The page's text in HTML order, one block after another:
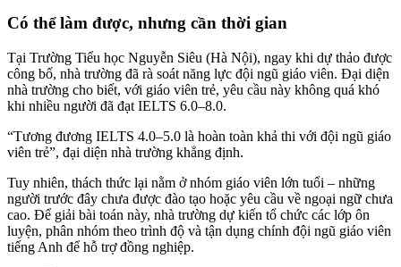
Có thể làm được, nhưng cần thời gian
Tại Trường Tiểu học Nguyễn Siêu (Hà Nội), ngay khi dự thảo được
công bố, nhà trường đã rà soát năng lực đội ngũ giáo viên. Đại diện
nhà trường cho biết, với giáo viên trẻ, yêu cầu này không quá khó
khi nhiều người đã đạt IELTS 6.0–8.0.
“Tương đương IELTS 4.0–5.0 là hoàn toàn khả thi với đội ngũ giáo
viên trẻ”, đại diện nhà trường khẳng định.
Tuy nhiên, thách thức lại nằm ở nhóm giáo viên lớn tuổi – những
người trước đây chưa được đào tạo hoặc yêu cầu về ngoại ngữ chưa
cao. Để giải bài toán này, nhà trường dự kiến tổ chức các lớp ôn
luyện, phân nhóm theo trình độ và tận dụng chính đội ngũ giáo viên
tiếng Anh để hỗ trợ đồng nghiệp.